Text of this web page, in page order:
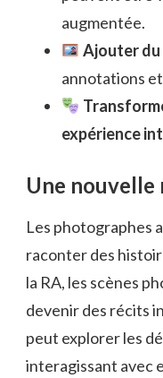
augmentée.
Ajouter
annotations
expérience
Une nouvelle
Les photographes
raconter des
la RA, les scènes
devenir des récits
peut explorer les
interagissant avec